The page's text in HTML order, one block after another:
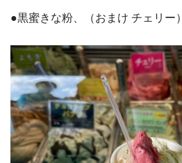
●黒蜜きな粉、（おまけ チェリー）